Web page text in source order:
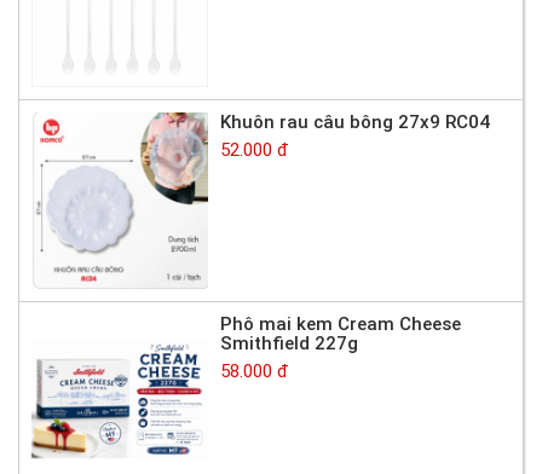
Khuôn rau câu bông 27x9 RC04
52.000 đ
Phô mai kem Cream Cheese
Smithfield 227g
58.000 đ